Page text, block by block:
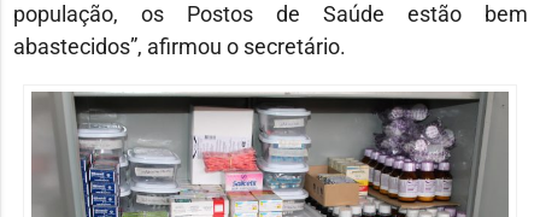
população, os Postos de Saúde estão bem
abastecidos”, afirmou o secretário.